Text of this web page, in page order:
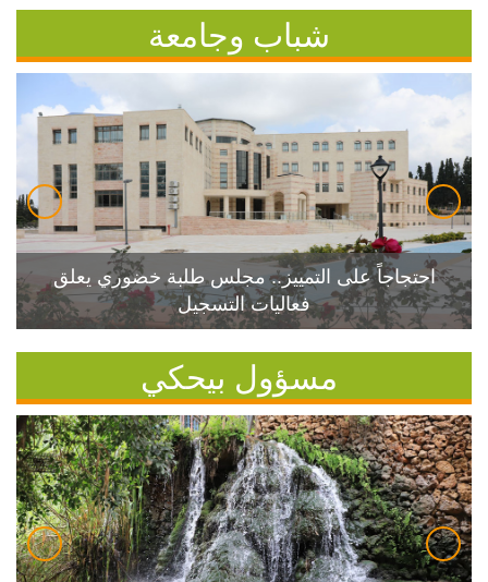
شباب وجامعة
احتجاجاً على التمييز.. مجلس طلبة خضوري يعلق
فعاليات التسجيل
مسؤول بيحكي